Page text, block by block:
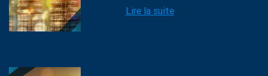
Lire la suite